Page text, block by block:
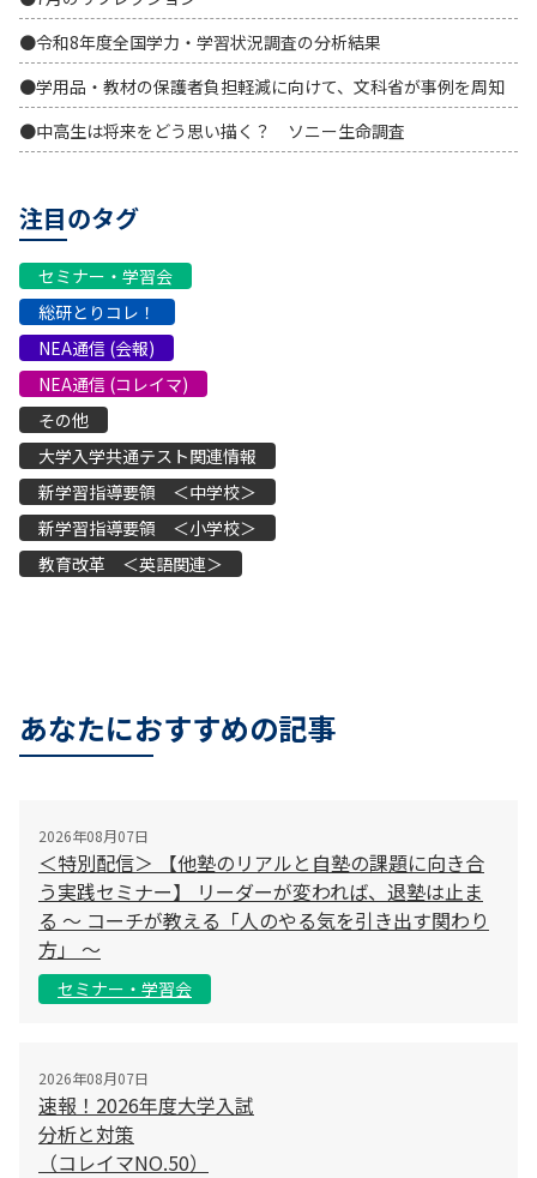
●令和8年度全国学力・学習状況調査の分析結果
●学用品・教材の保護者負担軽減に向けて、文科省が事例を周知
●中高生は将来をどう思い描く？ ソニー生命調査
注目のタグ
セミナー・学習会
総研とりコレ！
NEA通信 (会報)
NEA通信 (コレイマ)
その他
大学入学共通テスト関連情報
新学習指導要領 ＜中学校＞
新学習指導要領 ＜小学校＞
教育改革 ＜英語関連＞
あなたにおすすめの記事
2026年08月07日
＜特別配信＞ 【他塾のリアルと自塾の課題に向き合
う実践セミナー】 リーダーが変われば、退塾は止ま
る 〜 コーチが教える「人のやる気を引き出す関わり
方」 〜
セミナー・学習会
2026年08月07日
速報！2026年度大学入試
分析と対策
（コレイマNO.50）